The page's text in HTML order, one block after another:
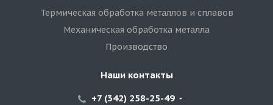
Термическая обработка металлов и сплавов
Механическая обработка металла
Производство
Наши контакты
+7 (342) 258-25-49